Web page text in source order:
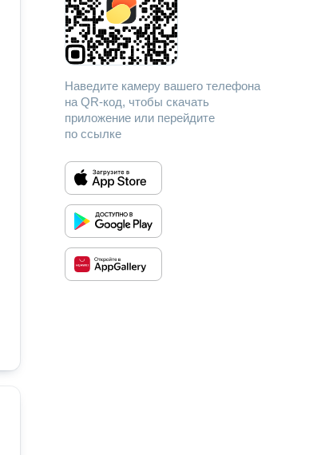
Наведите камеру вашего телефона
на QR-код, чтобы скачать
приложение или перейдите
по ссылке